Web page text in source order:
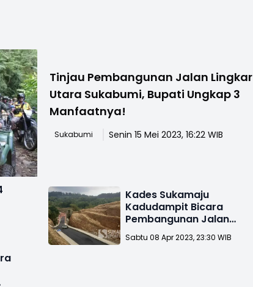
Tinjau Pembangunan Jalan Lingkar
Utara Sukabumi, Bupati Ungkap 3
Manfaatnya!
Sukabumi Senin 15 Mei 2023, 16:22 WIB
Kades Sukamaju
Kadudampit Bicara
Pembangunan Jalan
Lingkar Utara Sukabumi
Sabtu 08 Apr 2023, 23:30 WIB